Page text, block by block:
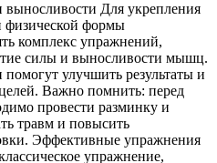
Для укрепления
физической формы
комплекс упражнений,
силы и выносливости мышц.
улучшить результаты и
Важно помнить: перед
провести разминку и
травм и повысить
Эффективные упражнения
упражнение,